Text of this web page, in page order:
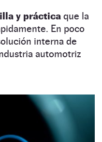
y práctica que la
En poco
interna de
automotriz